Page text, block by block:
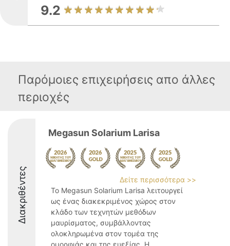
9.2
Παρόμοιες επιχειρήσεις απο άλλες
περιοχές
Διακριθέντες
Megasun Solarium Larisa
Δείτε περισσότερα >>
Το Megasun Solarium Larisa λειτουργεί
ως ένας διακεκριμένος χώρος στον
κλάδο των τεχνητών μεθόδων
μαυρίσματος, συμβάλλοντας
ολοκληρωμένα στον τομέα της
ομορφιάς και της ευεξίας. Η